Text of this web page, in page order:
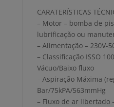
CARATERÍSTICAS
– Motor – bomba de
lubrificação ou
– Alimentação – 230V-
– Classificação ISSO
Vácuo/Baixo fluxo
– Aspiração Máxima
Bar/75kPA/563mmHg
– Fluxo de ar libertado